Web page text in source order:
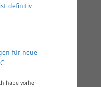
definitiv
für neue
habe vorher